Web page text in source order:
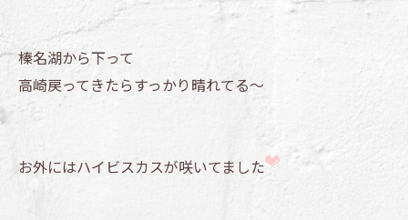
榛名湖から下って
高崎戻ってきたらすっかり晴れてる～
お外にはハイビスカスが咲いてました